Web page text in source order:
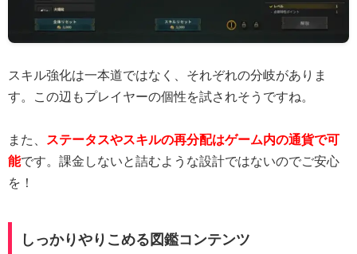
スキル強化は一本道ではなく、それぞれの分岐がありま
す。この辺もプレイヤーの個性を試されそうですね。
また、
ステータスやスキルの再分配はゲーム内の通貨で可
能です。課金しないと詰むような設計ではないのでご安心
を！
しっかりやりこめる図鑑コンテンツ